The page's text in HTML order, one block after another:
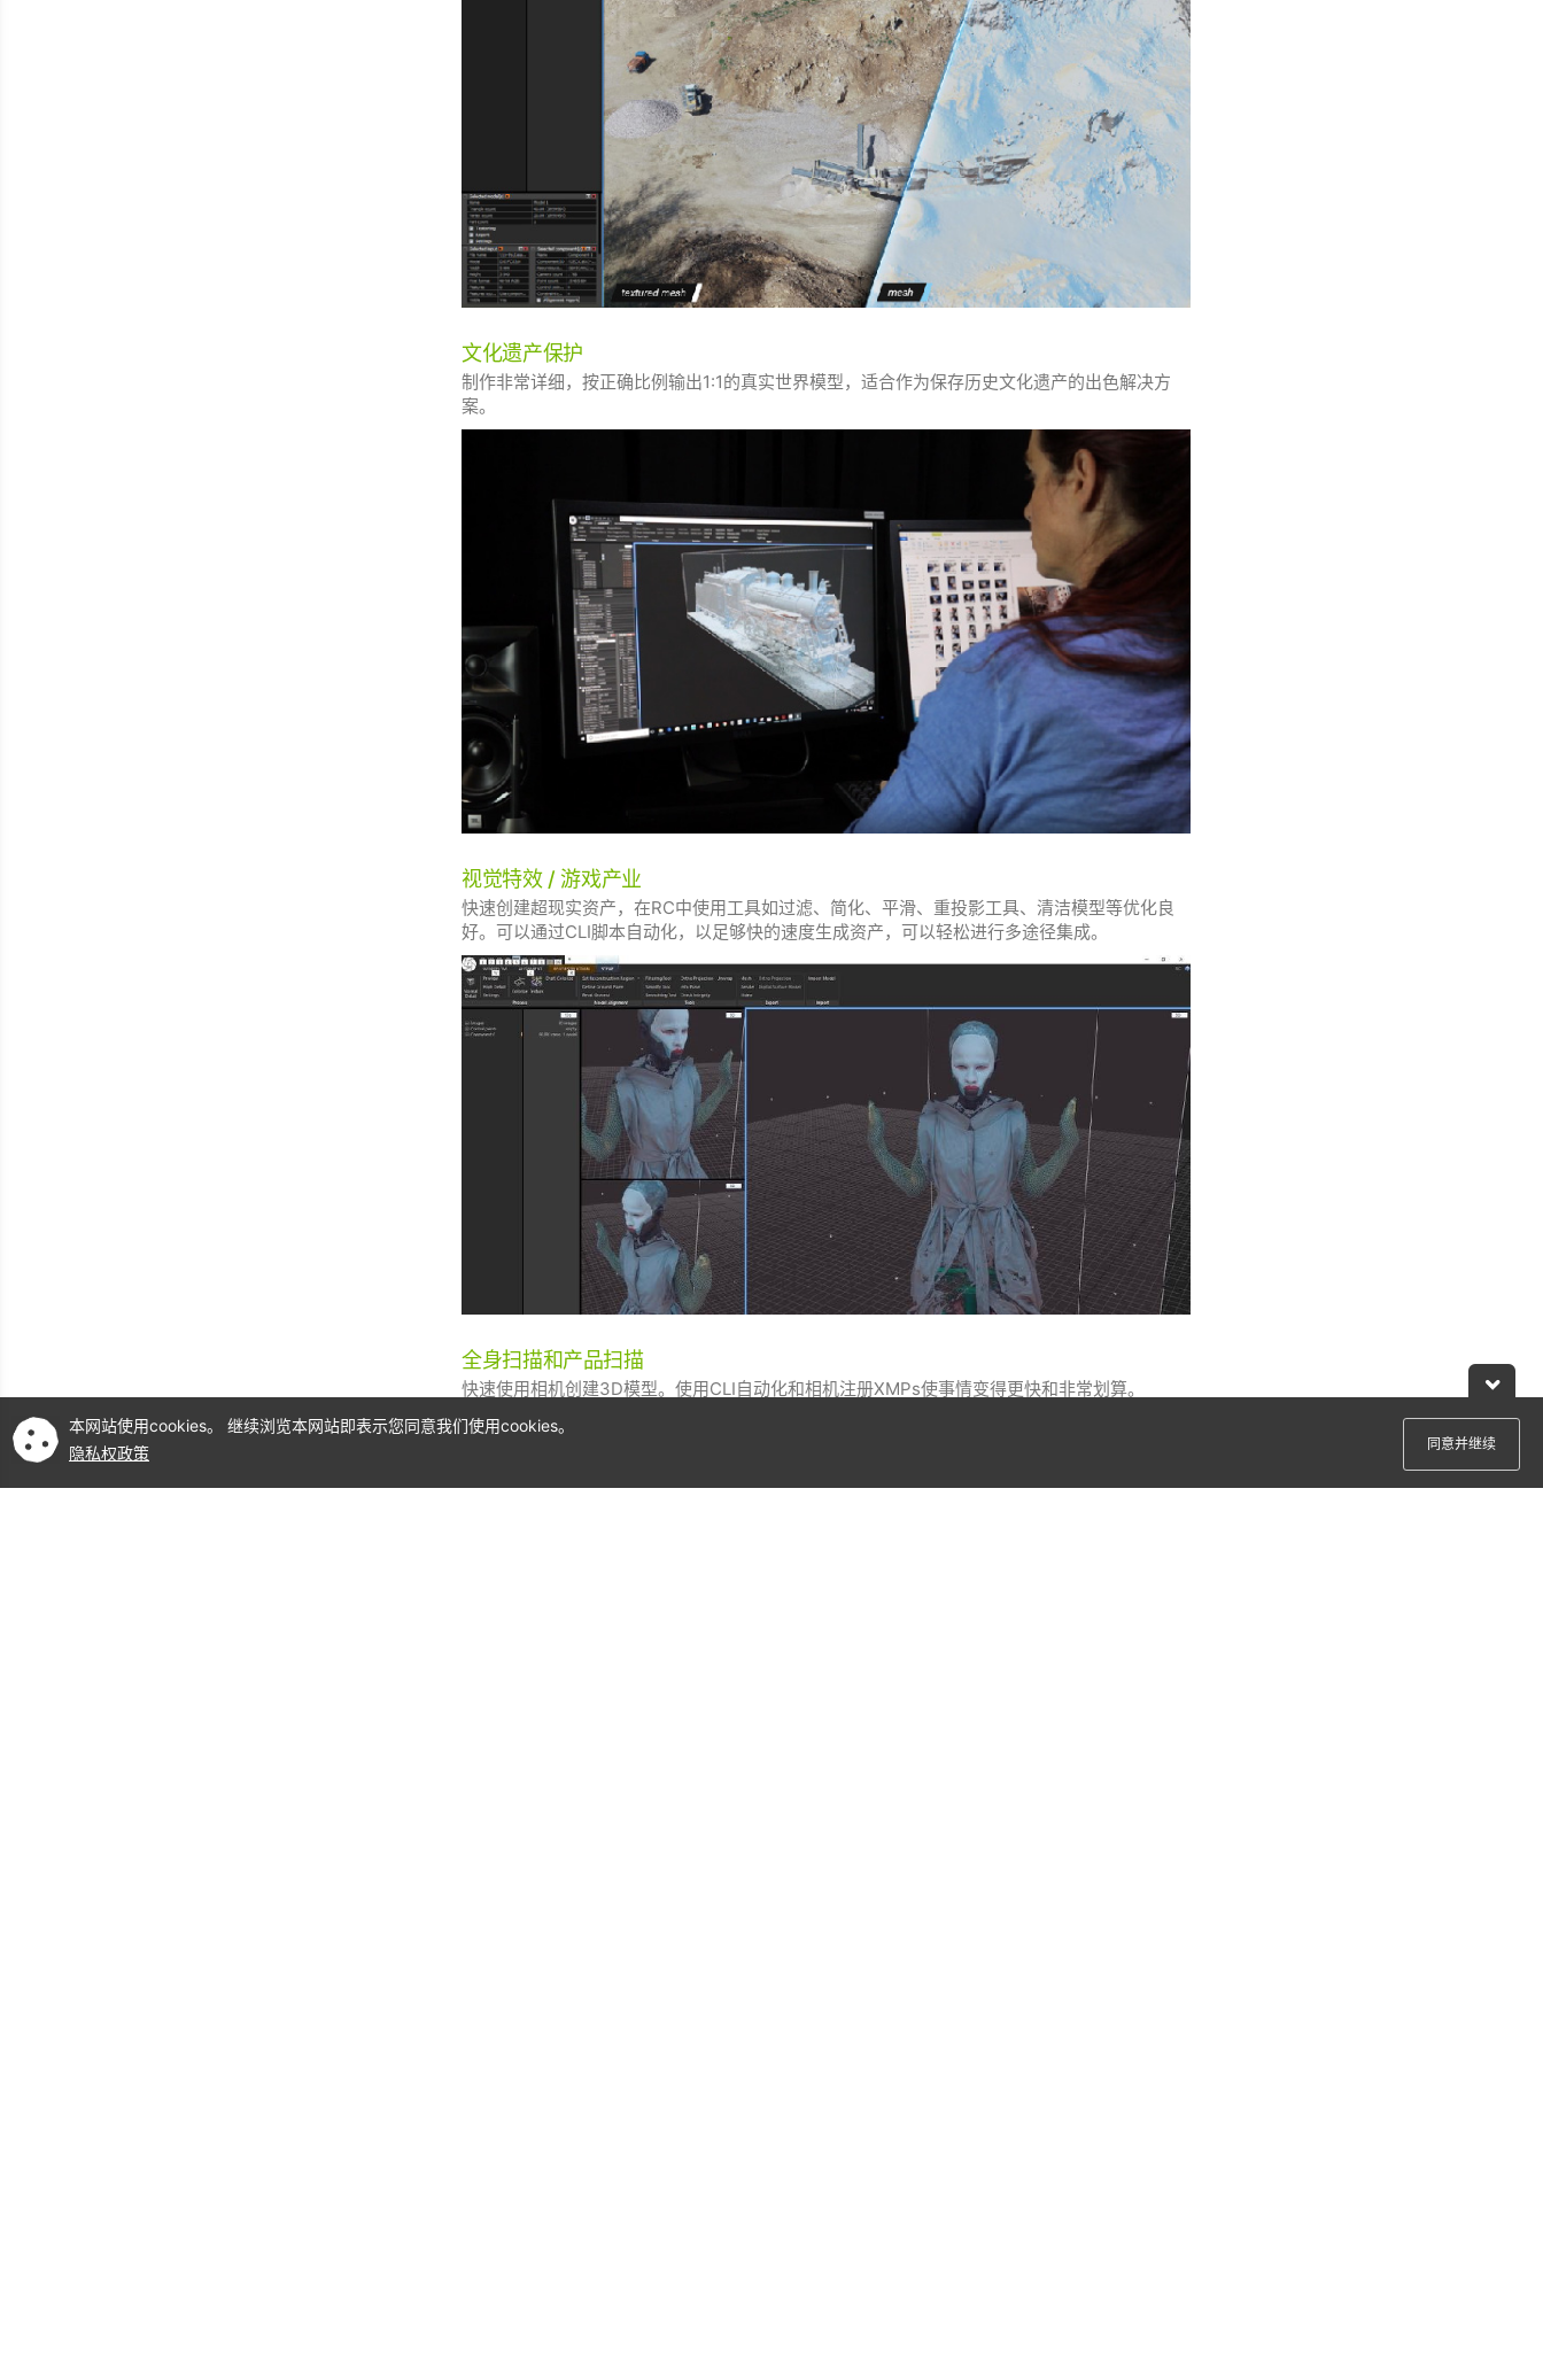
文化遗产保护
制作非常详细，按正确比例输出1:1的真实世界模型，适合作为保存历史文化遗产的出色解决方
案。
视觉特效 / 游戏产业
快速创建超现实资产，在RC中使用工具如过滤、简化、平滑、重投影工具、清洁模型等优化良
好。可以通过CLI脚本自动化，以足够快的速度生成资产，可以轻松进行多途径集成。
全身扫描和产品扫描
快速使用相机创建3D模型。使用CLI自动化和相机注册XMPs使事情变得更快和非常划算。
本网站使用cookies。 继续浏览本网站即表示您同意我们使用cookies。
隐私权政策
同意并继续